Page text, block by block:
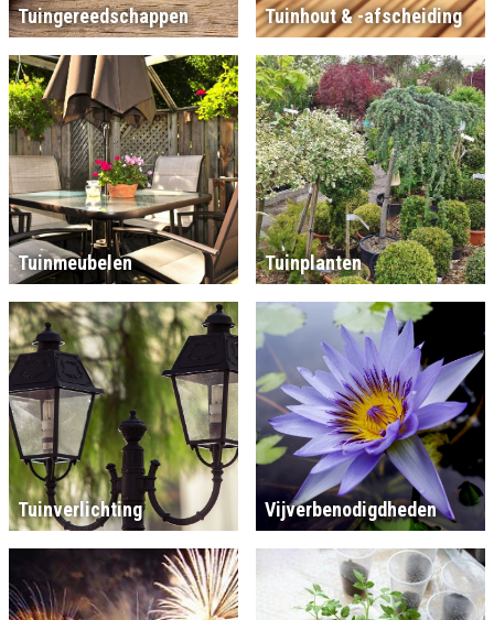
Tuingereedschappen Tuinhout & -afscheiding
Tuinmeubelen Tuinplanten
Tuinverlichting Vijverbenodigdheden